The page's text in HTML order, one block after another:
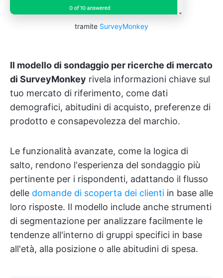
tramite SurveyMonkey
Il modello di sondaggio per ricerche di mercato
di SurveyMonkey rivela informazioni chiave sul
tuo mercato di riferimento, come dati
demografici, abitudini di acquisto, preferenze di
prodotto e consapevolezza del marchio.
Le funzionalità avanzate, come la logica di
salto, rendono l'esperienza del sondaggio più
pertinente per i rispondenti, adattando il flusso
delle domande di scoperta dei clienti in base alle
loro risposte. Il modello include anche strumenti
di segmentazione per analizzare facilmente le
tendenze all'interno di gruppi specifici in base
all'età, alla posizione o alle abitudini di spesa.